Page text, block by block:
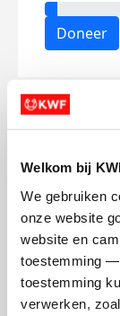
Welkom bij
We gebruiken
onze website
website en
toestemming —
toestemming
verwerken,
Doneer